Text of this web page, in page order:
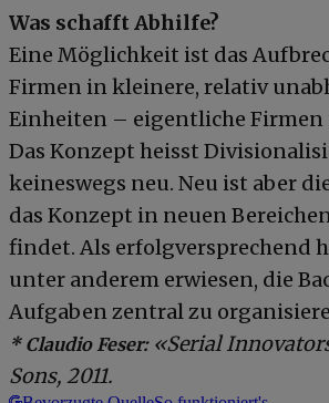
Was schafft Abhilfe?
Eine Möglichkeit ist das
Firmen in kleinere, relativ
Einheiten – eigentliche Firmen
Das Konzept heisst
keineswegs neu. Neu ist aber
das Konzept in neuen
findet. Als erfolgversprechend
unter anderem erwiesen, die
Aufgaben zentral zu
* Claudio Feser: «Serial
Sons, 2011.